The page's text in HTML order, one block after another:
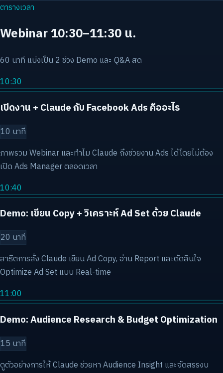
ตารางเวลา
Webinar 10:30–11:30 น.
60 นาที แบ่งเป็น 2 ช่วง Demo และ Q&A สด
10:30
เปิดงาน + Claude กับ Facebook Ads คืออะไร
10 นาที
ภาพรวม Webinar และทำไม Claude ถึงช่วยงาน Ads ได้โดยไม่ต้อง
เปิด Ads Manager ตลอดเวลา
10:40
Demo: เขียน Copy + วิเคราะห์ Ad Set ด้วย Claude
20 นาที
สาธิตการสั่ง Claude เขียน Ad Copy, อ่าน Report และตัดสินใจ
Optimize Ad Set แบบ Real-time
11:00
Demo: Audience Research & Budget Optimization
15 นาที
ดูตัวอย่างการให้ Claude ช่วยหา Audience Insight และจัดสรรงบ